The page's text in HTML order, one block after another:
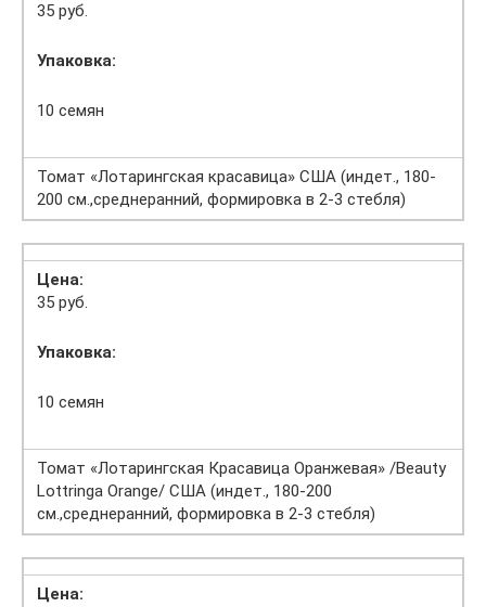
35 руб.
Упаковка:
10 семян
Томат «Лотарингская красавица» США (индет., 180-
200 см.,среднеранний, формировка в 2-3 стебля)
Цена:
35 руб.
Упаковка:
10 семян
Томат «Лотарингская Красавица Оранжевая» /Beauty
Lottringa Оrange/ США (индет., 180-200
см.,среднеранний, формировка в 2-3 стебля)
Цена: